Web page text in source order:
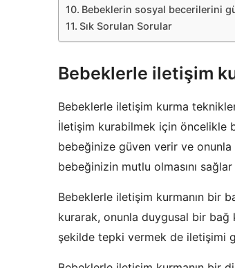
Bebeklerin sosyal becerilerini
Sık Sorulan Sorular
Bebeklerle iletişim
Bebeklerle iletişim kurma
İletişim kurabilmek için öncelikle
bebeğinize güven verir ve onunla
bebeğinizin mutlu olmasını
Bebeklerle iletişim kurmanın bir
kurarak, onunla duygusal bir bağ
şekilde tepki vermek de iletişimi